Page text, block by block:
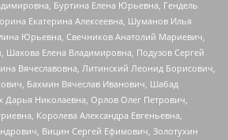
Буртина Елена Юрьевна, Гендель
Екатерина Алексеевна, Шуманов Илья
Юрьевна, Свечников Анатолий Мариевич,
Елена Владимировна, Подузов Сергей
Вячеславовна, Литинский Леонид Борисович,
Бахмин Вячеслав Иванович, Шабад
Дарья Николаевна, Орлов Олег Петрович,
Королева Александра Евгеньевна,
Вицин Сергей Ефимович, Золотухин